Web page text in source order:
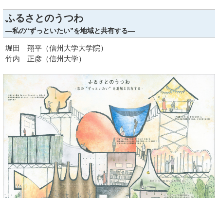
ふるさとのうつわ
―私の“ずっといたい”を地域と共有する―
堀田 翔平（信州大学大学院）
竹内 正彦（信州大学）